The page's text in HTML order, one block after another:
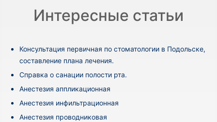
Интересные статьи
Консультация первичная по стоматологии в Подольске,
составление плана лечения.
Cправка о санации полости рта.
Анестезия аппликационная
Анестезия инфильтрационная
Анестезия проводниковая